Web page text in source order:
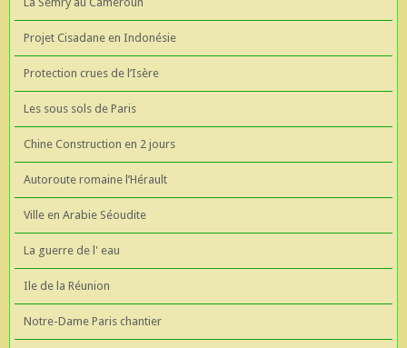
Projet Cisadane en Indonésie
Protection crues de l’Isère
Les sous sols de Paris
Chine Construction en 2 jours
Autoroute romaine l’Hérault
Ville en Arabie Séoudite
La guerre de l' eau
Ile de la Réunion
Notre-Dame Paris chantier